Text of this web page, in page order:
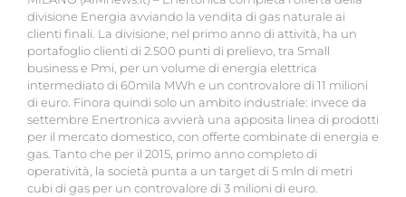
divisione Energia avviando la vendita di gas naturale ai
clienti finali. La divisione, nel primo anno di attività, ha un
portafoglio clienti di 2.500 punti di prelievo, tra Small
business e Pmi, per un volume di energia elettrica
intermediato di 60mila MWh e un controvalore di 11 milioni
di euro. Finora quindi solo un ambito industriale: invece da
settembre Enertronica avvierà una apposita linea di prodotti
per il mercato domestico, con offerte combinate di energia e
gas. Tanto che per il 2015, primo anno completo di
operatività, la società punta a un target di 5 mln di metri
cubi di gas per un controvalore di 3 milioni di euro.